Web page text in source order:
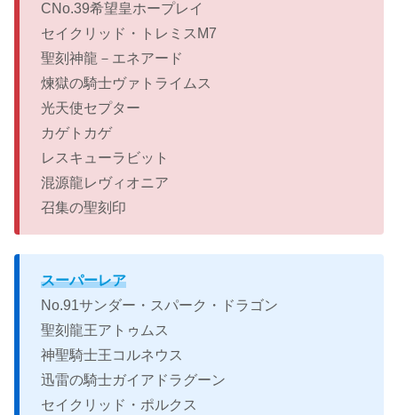
CNo.39希望皇ホープレイ
セイクリッド・トレミスM7
聖刻神龍－エネアード
煉獄の騎士ヴァトライムス
光天使セプター
カゲトカゲ
レスキューラビット
混源龍レヴィオニア
召集の聖刻印
スーパーレア
No.91サンダー・スパーク・ドラゴン
聖刻龍王アトゥムス
神聖騎士王コルネウス
迅雷の騎士ガイアドラグーン
セイクリッド・ポルクス